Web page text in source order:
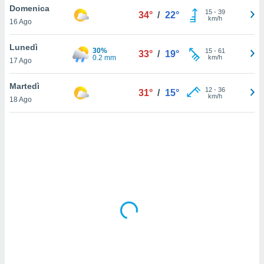
cookie
in
Domenica
16 Ago
34° / 22° 15- 39
km/h
Lunedì
17 Ago
30%
0.2 mm
33° / 19° 15- 61
km/h
Martedì
18 Ago
31° / 15° 12- 36
km/h